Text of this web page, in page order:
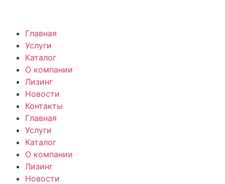
Главная
Услуги
Каталог
О компании
Лизинг
Новости
Контакты
Главная
Услуги
Каталог
О компании
Лизинг
Новости